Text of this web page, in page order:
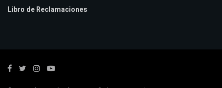
Libro de Reclamaciones